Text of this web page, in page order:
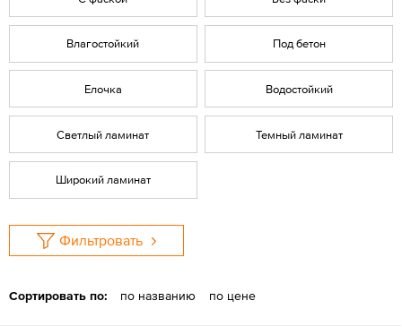
Влагостойкий Под бетон
Елочка Водостойкий
Светлый ламинат Темный ламинат
Широкий ламинат
Фильтровать
Сортировать по: по названию по цене